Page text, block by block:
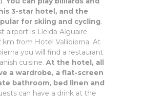
3-star hotel, and the
for skiing and cycling.
airport is Lleida-Alguaire
km from Hotel Vallibierna. At
you will find a restaurant
cuisine. At the hotel, all
a wardrobe, a flat-screen
bathroom, bed linen and
can have a drink at the